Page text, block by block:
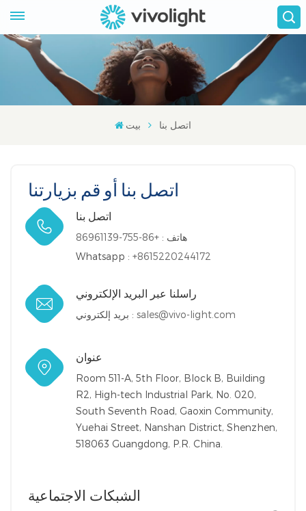
بيت اتصل بنا
اتصل بنا أو قم بزيارتنا
اتصل بنا
هاتف : +86-755-86961139
Whatsapp :+8615220244172
راسلنا عبر البريد الإلكتروني
بريد إلكتروني :sales@vivo-light.com
عنوان
Room 511-A, 5th Floor, Block B, Building
R2, High-tech Industrial Park, No. 020,
South Seventh Road, Gaoxin Community,
Yuehai Street, Nanshan District, Shenzhen,
518063 Guangdong, P.R. China.
الشبكات الاجتماعية